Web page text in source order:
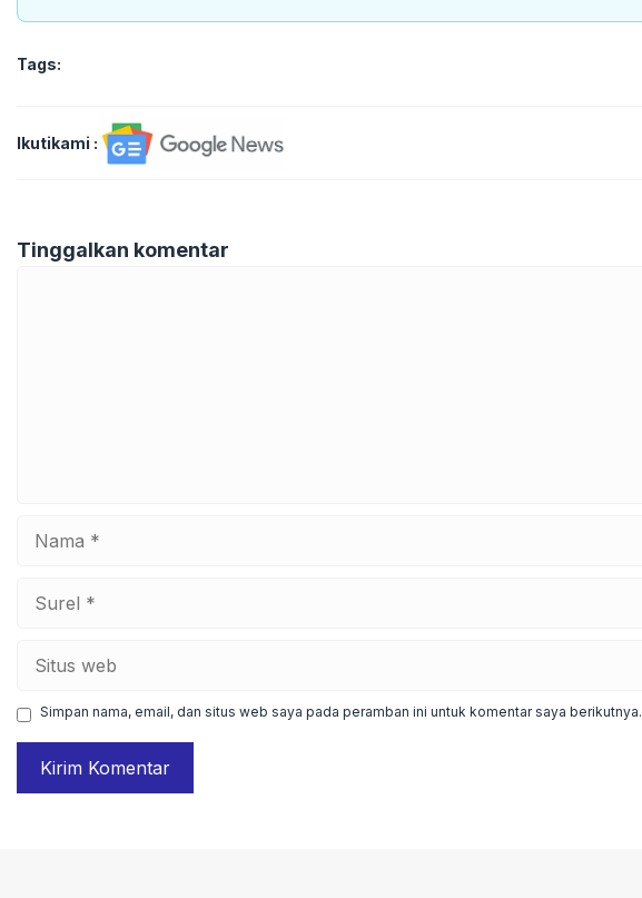
Tags:
Ikutikami :
Tinggalkan komentar
web
Simpan nama, email, dan situs web saya pada peramban ini untuk komentar saya berikutnya.